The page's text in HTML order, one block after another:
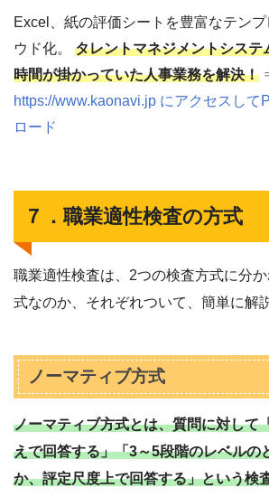
Excel、紙の評価シートを豊富なテン
ウド化。 タレントマネジメントシステ
時間が掛かっていた人事業務を解決！
https://www.kaonavi.jp にアクセスして
ロード
７．職業適性検査の方式
職業適性検査は、2つの検査方式に分
式なのか、それぞれついて、簡単に解
ノーマティブ方式
ノーマティブ方式とは、質問に対して
えで回答する」「3～5段階のレベルの
か、評定尺度上で回答する」という検